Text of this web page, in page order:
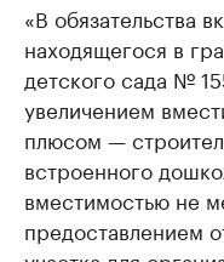
«В обязательства
находящегося в
детского сада №
увеличением
плюсом —
встроенного
вместимостью не
предоставлением